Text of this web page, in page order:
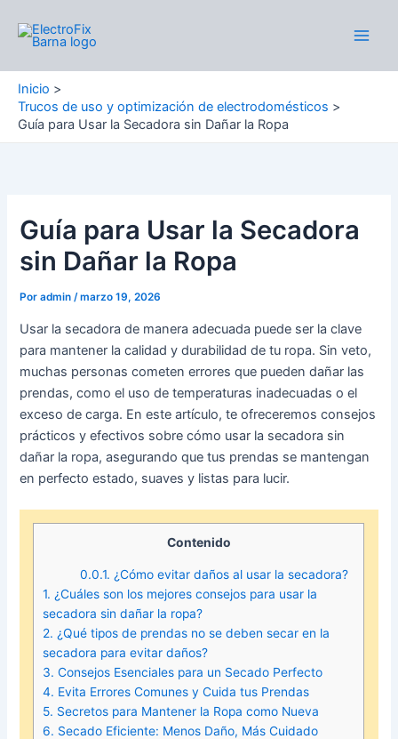
contenido
Inicio
Trucos de uso y optimización de electrodomésticos
Guía para Usar la Secadora sin Dañar la Ropa
Guía para Usar la Secadora
sin Dañar la Ropa
Poradmin/marzo 19, 2026
Usar la secadora de manera adecuada puede ser la clave
para mantener la calidad y durabilidad de tu ropa. Sin veto,
muchas personas cometen errores que pueden dañar las
prendas, como el uso de temperaturas inadecuadas o el
exceso de carga. En este artículo, te ofreceremos consejos
prácticos y efectivos sobre cómo usar la secadora sin
dañar la ropa, asegurando que tus prendas se mantengan
en perfecto estado, suaves y listas para lucir.
Contenido
0.0.1. ¿Cómo evitar daños al usar la secadora?
1. ¿Cuáles son los mejores consejos para usar la
secadora sin dañar la ropa?
2. ¿Qué tipos de prendas no se deben secar en la
secadora para evitar daños?
3. Consejos Esenciales para un Secado Perfecto
4. Evita Errores Comunes y Cuida tus Prendas
5. Secretos para Mantener la Ropa como Nueva
6. Secado Eficiente: Menos Daño, Más Cuidado